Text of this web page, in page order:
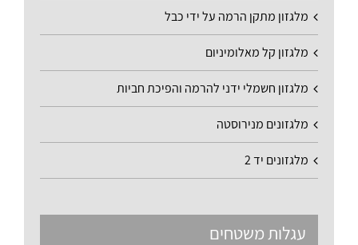
מלגזון מתקן הרמה על ידי כבל
מלגזון קל מאלומיניום
מלגזון חשמלי ידני להרמה והפיכת חביות
מלגזונים מנירוסטה
מלגזונים יד 2
עגלות משטחים